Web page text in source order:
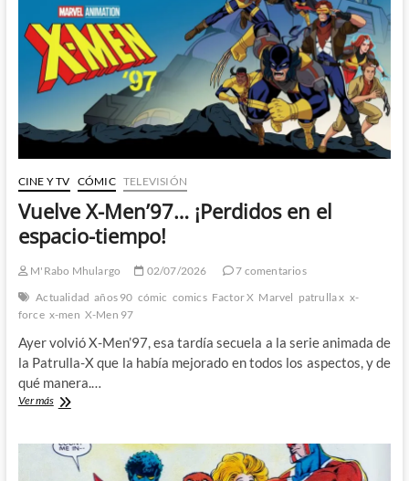
CINE Y TV CÓMIC TELEVISIÓN
Vuelve X-Men’97… ¡Perdidos en el
espacio-tiempo!
M'Rabo Mhulargo 02/07/2026
7 comentarios
Actualidad años 90 cómic comics Factor X Marvel patrulla x x-
force x-men X-Men 97
Ayer volvió X-Men’97, esa tardía secuela a la serie animada de
la Patrulla-X que la había mejorado en todos los aspectos, y de
qué manera.…
Ver másVuelve
¡Perdidos